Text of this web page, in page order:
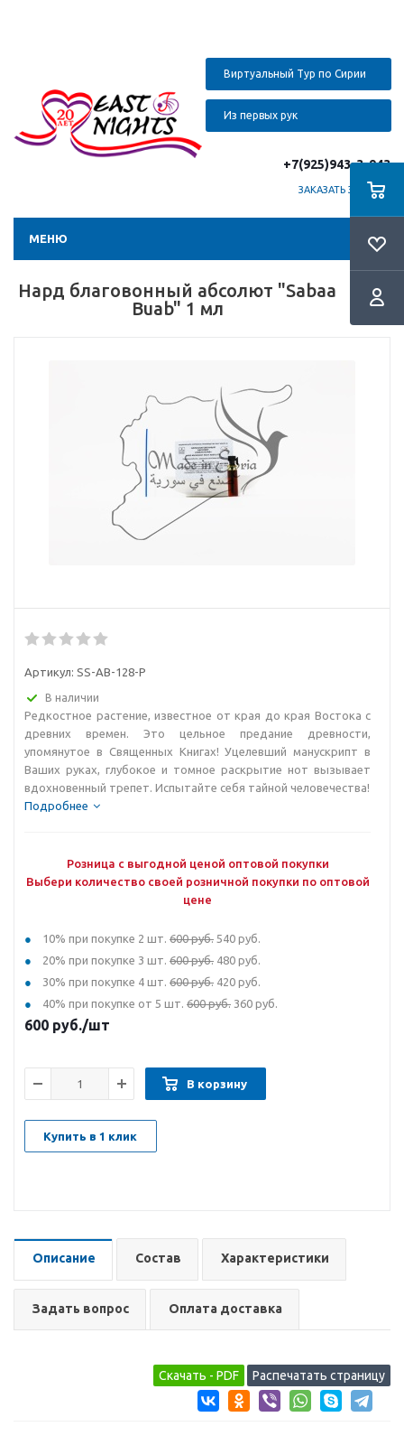
Виртуальный Тур по Сирии
Из первых рук
+7(925)943-3-943
ЗАКАЗАТЬ ЗВОНОК
МЕНЮ
Нард благовонный абсолют "Sabaa
Buab" 1 мл
Артикул: SS-AB-128-P
В наличии
Редкостное растение, известное от края до края Востока с
древних времен. Это цельное предание древности,
упомянутое в Священных Книгах! Уцелевший манускрипт в
Ваших руках, глубокое и томное раскрытие нот вызывает
вдохновенный трепет. Испытайте себя тайной человечества!
Подробнее
Розница с выгодной ценой оптовой покупки
Выбери количество своей розничной покупки по оптовой
цене
10% при покупке 2 шт. 600 руб. 540 руб.
20% при покупке 3 шт. 600 руб. 480 руб.
30% при покупке 4 шт. 600 руб. 420 руб.
40% при покупке от 5 шт. 600 руб. 360 руб.
600 руб./шт
В корзину
Купить в 1 клик
Описание Состав Характеристики
Задать вопрос Оплата доставка